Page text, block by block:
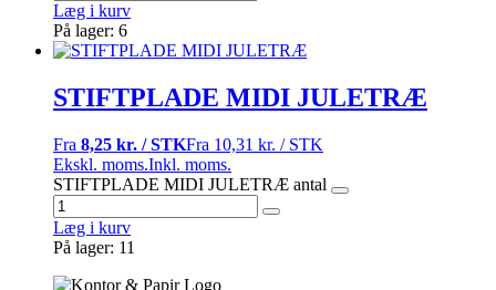
Læg i kurv
På lager: 6
STIFTPLADE MIDI JULETRÆ
Fra 8,25 kr. / STKFra 10,31 kr. / STK
Ekskl. moms.Inkl. moms.
STIFTPLADE MIDI JULETRÆ antal
Læg i kurv
På lager: 11